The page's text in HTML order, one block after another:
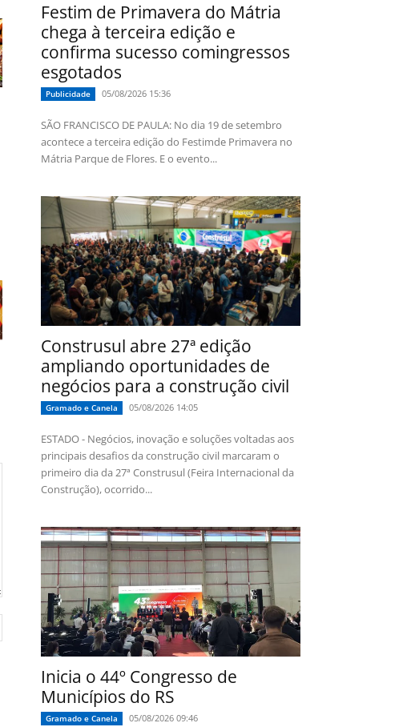
Festim de Primavera do Mátria
chega à terceira edição e
confirma sucesso comingressos
esgotados
Publicidade 05/08/2026 15:36
SÃO FRANCISCO DE PAULA: No dia 19 de setembro
acontece a terceira edição do Festimde Primavera no
Mátria Parque de Flores. E o evento...
Construsul abre 27ª edição
ampliando oportunidades de
negócios para a construção civil
Gramado e Canela 05/08/2026 14:05
ESTADO - Negócios, inovação e soluções voltadas aos
principais desafios da construção civil marcaram o
primeiro dia da 27ª Construsul (Feira Internacional da
Construção), ocorrido...
Inicia o 44º Congresso de
Municípios do RS
Gramado e Canela 05/08/2026 09:46